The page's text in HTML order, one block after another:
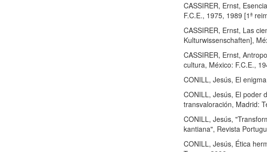
CASSIRER, Ernst,
F.C.E., 1975, 1989 [1ª
CASSIRER, Ernst, Las
Kulturwissenschaften],
CASSIRER, Ernst,
cultura, México: F.C.E.,
CONILL, Jesús, El
CONILL, Jesús, El poder
transvaloración, Madrid:
CONILL, Jesús,
kantiana", Revista
CONILL, Jesús, Ética